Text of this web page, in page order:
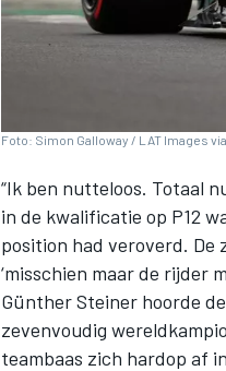
WEC
Foto: Simon Galloway / LAT Images
“Ik ben nutteloos. Totaal
in de kwalificatie op P12
position had veroverd. De
‘misschien maar de rijder
Günther Steiner hoorde
zevenvoudig
teambaas zich hardop af in